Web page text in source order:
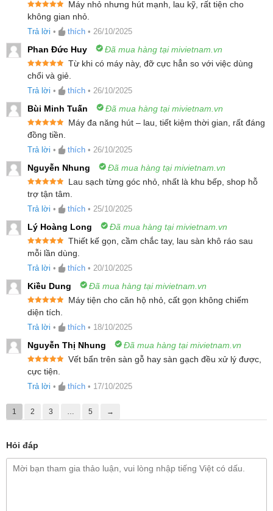
Roborock F25 ACE Combo
Giải pháp dọn dẹp tối ưu 5 trong 1, linh hoạt với
bộ đầu hút thay thế
Dễ dàng làm sạch không gian thấp với thiết kế
mỏng nhẹ FlatReach
Công nghệ chống rối Jaw Scraper xử lý tóc hiệu
quả
Hệ thống lọc lốc xoáy 9 hình nón giúp lọc sạch
bụi mịn
Điều hướng mượt mà với bánh xe AI trợ lực
SlideTech 2.0
Thiết kế con lăn tràn viền làm sạch 3 cạnh
Tính năng tự động pha nước lau sàn tiện lợi
Trạm sạc đa năng giặt giẻ, sấy khô tự động, diệt
khuẩn tối ưu
Pin gói mềm bền bỉ cho thời lượng sử dụng lâu
dài
Kết nối app thông minh cho khả năng điều khiển
dễ dàng
Giải pháp dọn dẹp tối ưu 5 trong 1, linh hoạt
với bộ đầu hút thay thế
Được xếp
hạng55
sao
Máy nhỏ nhưng hút mạnh, lau kỹ, rất tiện cho
không gian nhỏ.
Trả lời • thích • 26/10/2025
Phan Đức Huy Đã mua hàng tại mivietnam.vn
Được xếp
hạng 5
sao
Từ khi có máy này, đỡ cực hẳn so với việc dùng
chổi và giẻ.
Trả lời • thích • 26/10/2025
Bùi Minh Tuấn Đã mua hàng tại mivietnam.vn
Được xếp
hạng5 5
sao
Máy đa năng hút – lau, tiết kiệm thời gian, rất đáng
đồng tiền.
Trả lời • thích • 26/10/2025
Nguyễn Nhung Đã mua hàng tại mivietnam.vn
Được xếp
hạng55
sao
Lau sạch từng góc nhỏ, nhất là khu bếp, shop hỗ
trợ tận tâm.
Trả lời • thích • 25/10/2025
Lý Hoàng Long Đã mua hàng tại mivietnam.vn
Được xếp
hạng 55
sao
Thiết kế gọn, cầm chắc tay, lau sàn khô ráo sau
mỗi lần dùng.
Trả lời • thích • 20/10/2025
Kiều Dung Đã mua hàng tại mivietnam.vn
Được xếp
hạng 5
sao
Máy tiện cho căn hộ nhỏ, cất gọn không chiếm
diện tích.
Trả lời • thích • 18/10/2025
Nguyễn Thị Nhung Đã mua hàng tại mivietnam.vn
Được xếp
hạng 55
sao
Vết bẩn trên sàn gỗ hay sàn gạch đều xử lý được,
cực tiện.
Trả lời • thích • 17/10/2025
1 2 3 … 5 →
Hỏi đáp